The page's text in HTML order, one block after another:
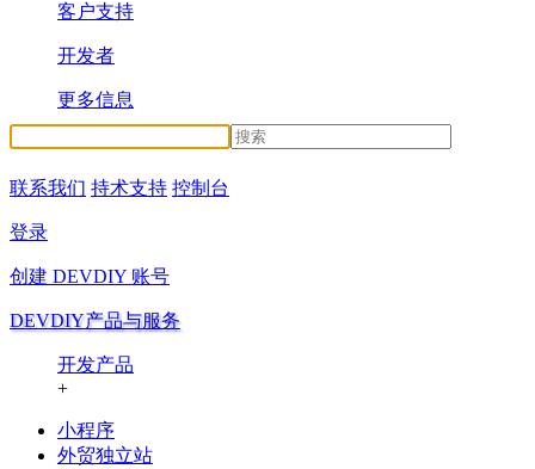
客户支持
开发者
更多信息
联系我们 持术支持 控制台
登录
创建 DEVDIY 账号
DEVDIY产品与服务
开发产品
+
小程序
外贸独立站